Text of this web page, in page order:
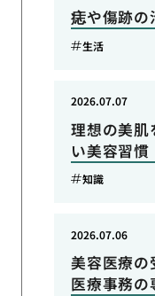
痣や傷跡の
生活
理想の美肌
い美容習慣
2026.07.07
知識
美容医療の
医療事務の
2026.07.06